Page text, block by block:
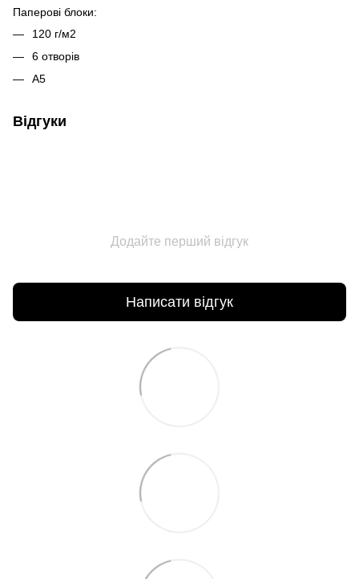
Паперові блоки:
120 г/м2
6 отворів
А5
Відгуки
Додайте перший відгук
Написати відгук